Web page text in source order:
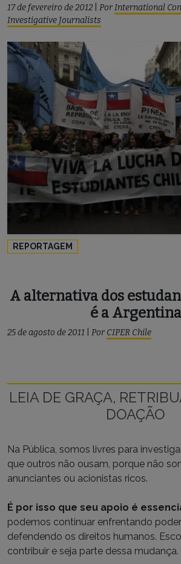
17 de fevereiro de 2012 PorInternational
Investigative Journalists
REPORTAGEM
A alternativa dos
é a Argentina
25 de agosto de 2011 Por CIPER Chile
LEIA DE GRAÇA,
DOAÇÃO
Na Pública, somos livres para
que outros não ousam, porque não
anunciantes ou acionistas ricos.
É por isso que seu apoio é
podemos continuar enfrentando
defendendo os direitos humanos.
contribuir e seja parte dessa mudança.